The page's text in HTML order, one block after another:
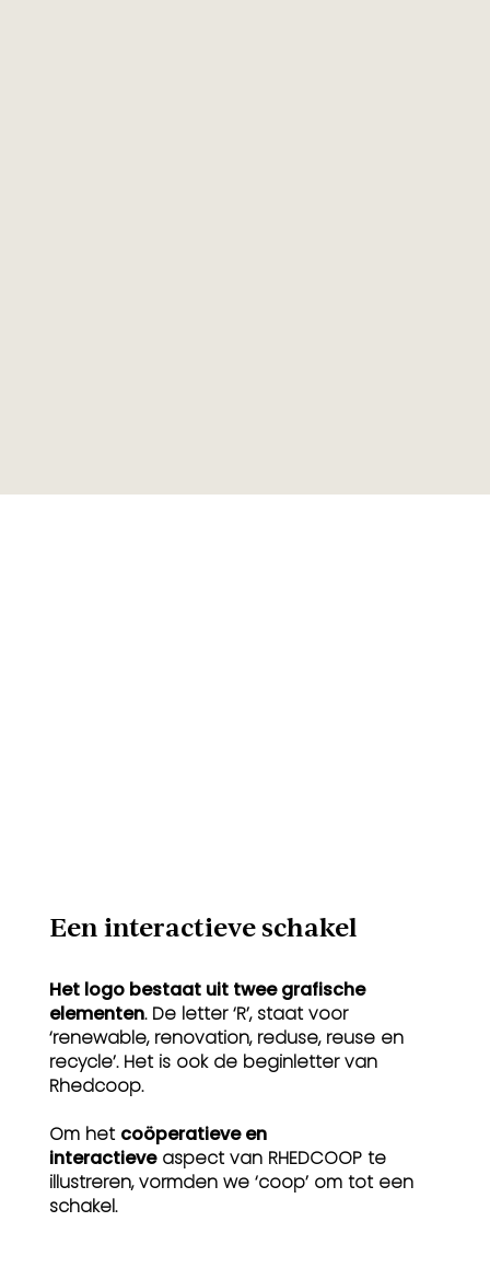
Een interactieve schakel
Het logo bestaat uit twee grafische
elementen. De letter ‘R’, staat voor
‘renewable, renovation, reduse, reuse en
recycle’. Het is ook de beginletter van
Rhedcoop.
Om het coöperatieve en
interactieveaspect van RHEDCOOP te
illustreren, vormden we ‘coop’ om tot een
schakel.